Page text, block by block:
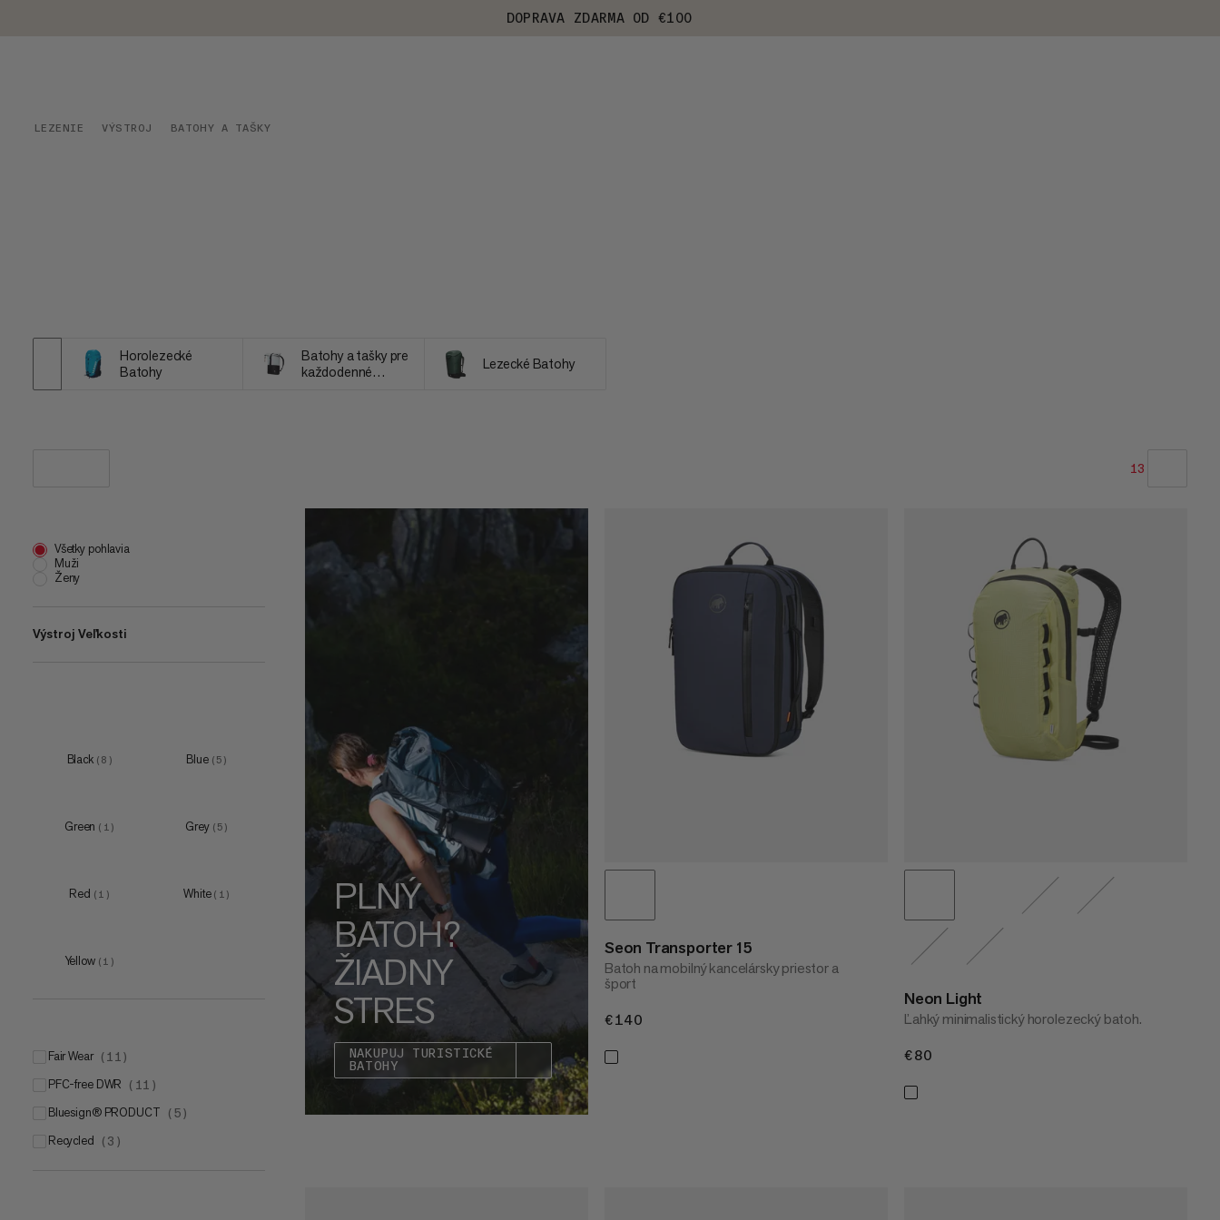
DOPRAVA ZDARMA OD €100
LEZENIE VÝSTROJ BATOHY A TAŠKY
Horolezecké
Batohy
Batohy a tašky pre
každodenné
Lezecké Batohy
13
CENA OD NAJNIŽŠEJ PO NAJVYŠŠIU
CENA VYSOKÁ AŽ NÍZKA
ČO JE NOVÉHO
HODNOTENIE
Všetky pohlavia
Muži
Ženy
Výstroj Veľkosti
25 L (2 )
( 1 )
Black ( 8 ) Blue ( 5 )
Green ( 1 ) Grey ( 5 )
Red ( 1 ) White ( 1 )
Yellow ( 1 )
Fair Wear ( 11 )
PFC-free DWR ( 11 )
bluesign® PRODUCT ( 5 )
Recycled ( 3 )
PLNÝ
BATOH?
ŽIADNY
STRES
NAKUPUJ TURISTICKÉ
BATOHY
Seon Transporter 15
Batoh na mobilný kancelársky priestor a
šport
€140
Neon Light
Ľahký minimalistický horolezecký batoh.
€80